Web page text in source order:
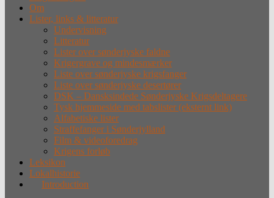
Om
Lister, links & litteratur
Undervisning
Litteratur
Lister over sønderjyske faldne
Krigergrave og mindesmærker
Liste over sønderjyske krigsfanger
Liste over sønderjyske desertører
DSK – Dansksindede Sønderjyske Krigsdeltagere
Tysk hjemmeside med tabslister (eksternt link)
Alfabetiske lister
Straffefanger i Sønderjylland
Film & videoforedrag
Krigens forløb
Leksikon
Lokalhistorie
Introduction